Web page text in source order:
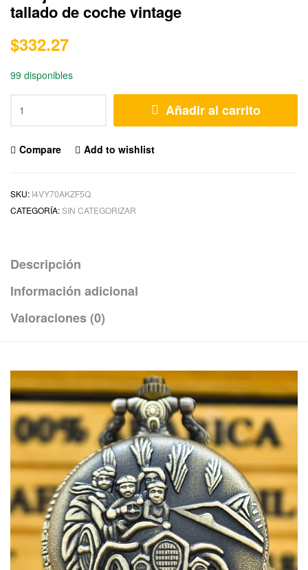
tallado de coche vintage
$332.27
99 disponibles
Añadir al carrito
Compare Add to wishlist
SKU: I4VY70AKZF5Q
CATEGORÍA:SIN CATEGORIZAR
Descripción
Información adicional
Valoraciones (0)